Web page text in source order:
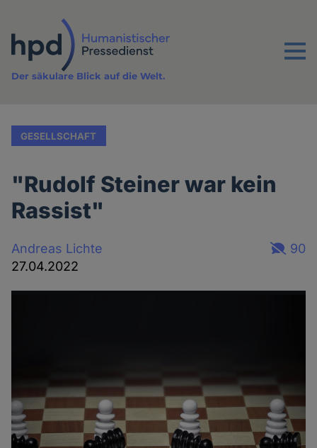
Inhalt
Menu
Der säkulare Blick auf die Welt.
GESELLSCHAFT
"Rudolf Steiner war kein
Rassist"
Andreas Lichte
27.04.2022
90